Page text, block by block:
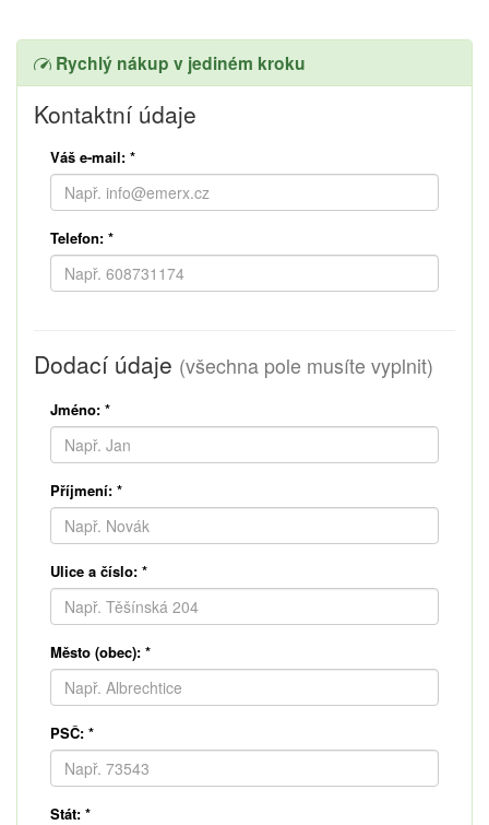
Rychlý nákup v jediném kroku
Kontaktní údaje
Váš e-mail: *
Telefon: *
Dodací údaje (všechna pole musíte vyplnit)
Jméno: *
Příjmení: *
Ulice a číslo: *
Město (obec): *
PSČ: *
Stát: *